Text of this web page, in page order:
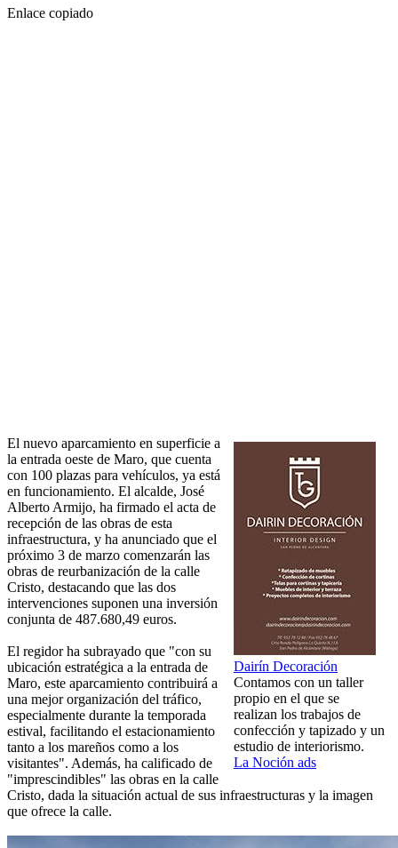
Enlace copiado
Dairín Decoración
Contamos con un taller
propio en el que se
realizan los trabajos de
confección y tapizado y un
estudio de interiorismo.
La Noción ads
El nuevo aparcamiento en superficie a
la entrada oeste de Maro, que cuenta
con 100 plazas para vehículos, ya está
en funcionamiento. El alcalde, José
Alberto Armijo, ha firmado el acta de
recepción de las obras de esta
infraestructura, y ha anunciado que el
próximo 3 de marzo comenzarán las
obras de reurbanización de la calle
Cristo, destacando que las dos
intervenciones suponen una inversión
conjunta de 487.680,49 euros.
El regidor ha subrayado que "con su
ubicación estratégica a la entrada de
Maro, este aparcamiento contribuirá a
una mejor organización del tráfico,
especialmente durante la temporada
estival, facilitando el estacionamiento
tanto a los mareños como a los
visitantes". Además, ha calificado de
"imprescindibles" las obras en la calle
Cristo, dada la situación actual de sus infraestructuras y la imagen
que ofrece la calle.